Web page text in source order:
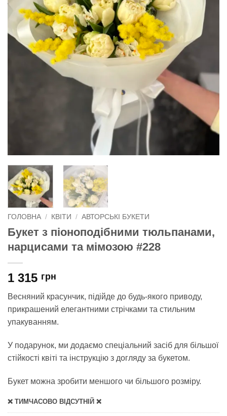
ГОЛОВНА / КВІТИ / АВТОРСЬКІ БУКЕТИ
Букет з піоноподібними тюльпанами,
нарцисами та мімозою #228
1 315 грн
Весняний красунчик, підійде до будь-якого приводу,
прикрашений елегантними стрічками та стильним
упакуванням.
У подарунок, ми додаємо спеціальний засіб для більшої
стійкості квіті та інструкцію з догляду за букетом.
Букет можна зробити меншого чи більшого розміру.
❌ ТИМЧАСОВО ВІДСУТНІЙ ❌